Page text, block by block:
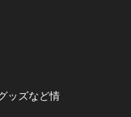
ッズなど情